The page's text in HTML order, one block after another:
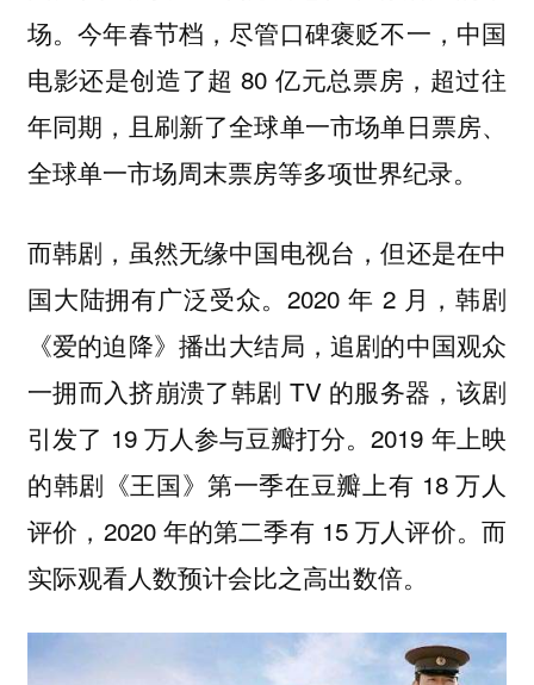
场。今年春节档，尽管口碑褒贬不一，中国
电影还是创造了超 80 亿元总票房，超过往
年同期，且刷新了全球单一市场单日票房、
全球单一市场周末票房等多项世界纪录。
而韩剧，虽然无缘中国电视台，但还是在中
国大陆拥有广泛受众。2020 年 2 月，韩剧
《爱的迫降》播出大结局，追剧的中国观众
一拥而入挤崩溃了韩剧 TV 的服务器，该剧
引发了 19 万人参与豆瓣打分。2019 年上映
的韩剧《王国》第一季在豆瓣上有 18 万人
评价，2020 年的第二季有 15 万人评价。而
实际观看人数预计会比之高出数倍。